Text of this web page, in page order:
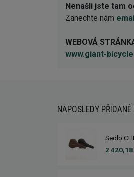
Nenašli jste tam
Zanechte nám
WEBOVÁ
www.giant-
NAPOSLEDY
Sedlo
2 420,18